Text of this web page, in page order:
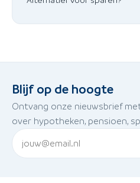
Blijf op de hoogte
Ontvang onze nieuwsbrief
over hypotheken, pensioen,